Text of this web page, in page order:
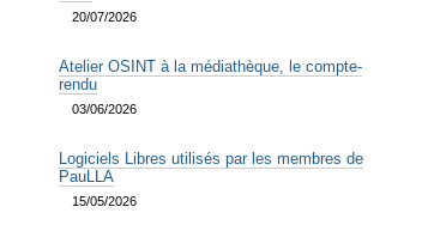
20/07/2026
Atelier OSINT à la médiathèque, le compte-
rendu
03/06/2026
Logiciels Libres utilisés par les membres de
PauLLA
15/05/2026